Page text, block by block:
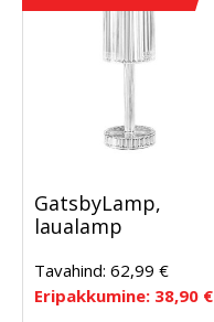
GatsbyLamp,
laualamp
Tavahind: 62,99 €
Eripakkumine: 38,90 €